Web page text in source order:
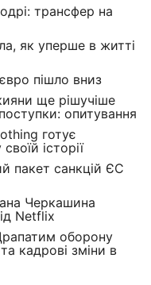
трансфер на
як уперше в житті
пішло вниз
ще рішучіше
опитування
готує
історії
пакет санкцій ЄС
Черкашина
Netflix
оборону
кадрові зміни в